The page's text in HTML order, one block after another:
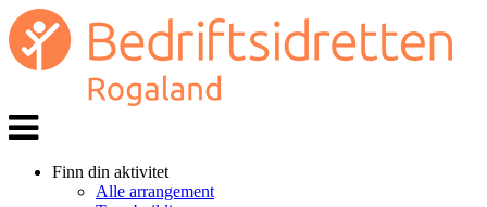
Finn din aktivitet
Alle arrangement